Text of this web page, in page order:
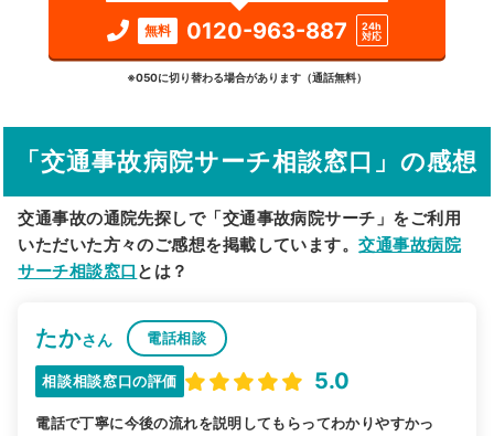
検索する
詳細条件で絞り込む
駅から探す 院名から探す
無料 0120-963-887
24h
対応
※050に切り替わる場合があります（通話無料）
「交通事故病院サーチ相談窓口」の感想
交通事故の通院先探しで「交通事故病院サーチ」をご利用
いただいた方々のご感想を掲載しています。交通事故病院
サーチ相談窓口 とは？
たかさん 電話相談
相談相談窓口の評価 5.0
電話で丁寧に今後の流れを説明してもらってわかりやすかっ